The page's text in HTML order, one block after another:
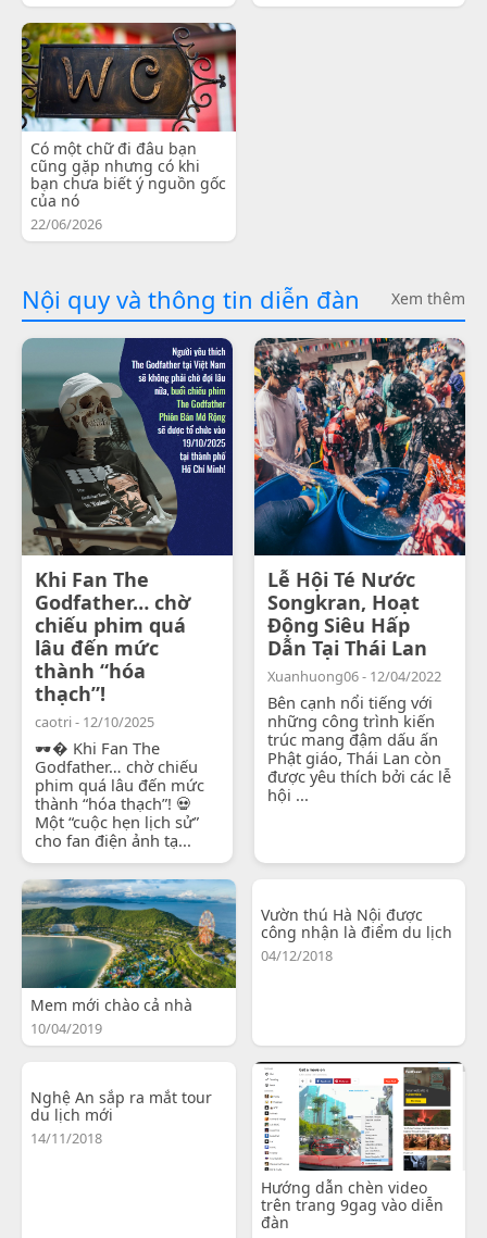
Có một chữ đi đâu bạn
cũng gặp nhưng có khi
bạn chưa biết ý nguồn gốc
của nó
22/06/2026
Nội quy và thông tin diễn đàn Xem thêm
Khi Fan The
Godfather… chờ
chiếu phim quá
lâu đến mức
thành “hóa
thạch”!
caotri - 12/10/2025
🕶� Khi Fan The
Godfather… chờ chiếu
phim quá lâu đến mức
thành “hóa thạch”! 💀
Một “cuộc hẹn lịch sử”
cho fan điện ảnh tạ...
Lễ Hội Té Nước
Songkran, Hoạt
Động Siêu Hấp
Dẫn Tại Thái Lan
Xuanhuong06 - 12/04/2022
Bên cạnh nổi tiếng với
những công trình kiến
trúc mang đậm dấu ấn
Phật giáo, Thái Lan còn
được yêu thích bởi các lễ
hội ...
Mem mới chào cả nhà
10/04/2019
Vườn thú Hà Nội được
công nhận là điểm du lịch
04/12/2018
Nghệ An sắp ra mắt tour
du lịch mới
14/11/2018
Hướng dẫn chèn video
trên trang 9gag vào diễn
đàn